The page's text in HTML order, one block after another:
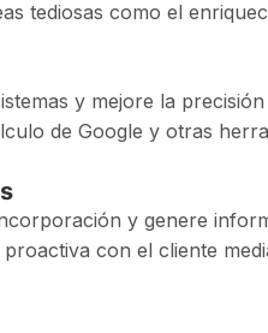
tediosas como el
y mejore la
de Google y otras
y genere
con el cliente